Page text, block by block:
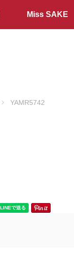
Miss SAKE
YAMR5742